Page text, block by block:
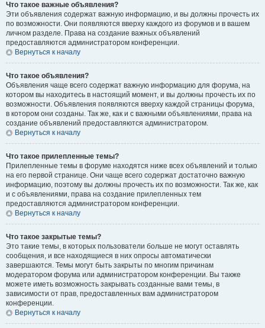
Что такое важные объявления?
Эти объявления содержат важную информацию, и вы должны прочесть их
по возможности. Они появляются вверху каждого из форумов и в вашем
личном разделе. Права на создание важных объявлений
предоставляются администратором конференции.
Вернуться к началу
Что такое объявления?
Объявления чаще всего содержат важную информацию для форума, на
котором вы находитесь в настоящий момент, и вы должны прочесть их по
возможности. Объявления появляются вверху каждой страницы форума,
в котором они созданы. Так же, как и с важными объявлениями, права на
создание объявлений предоставляются администратором.
Вернуться к началу
Что такое прилепленные темы?
Прилепленные темы в форуме находятся ниже всех объявлений и только
на его первой странице. Они чаще всего содержат достаточно важную
информацию, поэтому вы должны прочесть их по возможности. Так же, как
и с объявлениями, права на создание прилепленных тем
предоставляются администратором конференции.
Вернуться к началу
Что такое закрытые темы?
Это такие темы, в которых пользователи больше не могут оставлять
сообщения, и все находящиеся в них опросы автоматически
завершаются. Темы могут быть закрыты по многим причинам
модератором форума или администратором конференции. Вы также
можете иметь возможность закрывать созданные вами темы, в
зависимости от прав, предоставленных вам администратором
конференции.
Вернуться к началу